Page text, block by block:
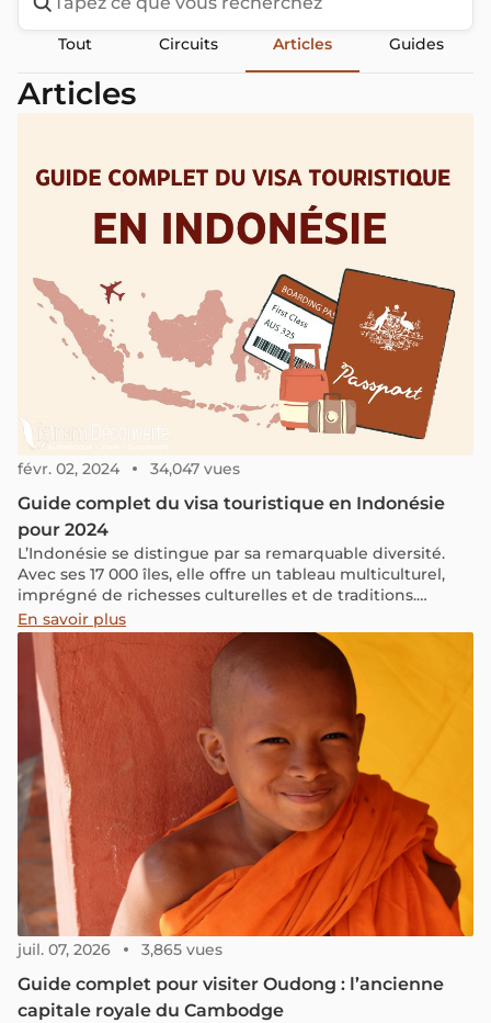
Tout Circuits Articles Guides
Articles
févr. 02, 2024 34,047 vues
Guide complet du visa touristique en Indonésie
pour 2024
L’Indonésie se distingue par sa remarquable diversité.
Avec ses 17 000 îles, elle offre un tableau multiculturel,
imprégné de richesses culturelles et de traditions.
Pourtant, avant de s’y envoler, une étape cruciale et
parfois négligée s’impose : se renseigner sur les
exigences de visa. Dans cet article, nous présentons un
guide complet pour un ressortissant de pays
francophones de détenir un visa indonésien.
En savoir plus
juil. 07, 2026 3,865 vues
Guide complet pour visiter Oudong : l’ancienne
capitale royale du Cambodge